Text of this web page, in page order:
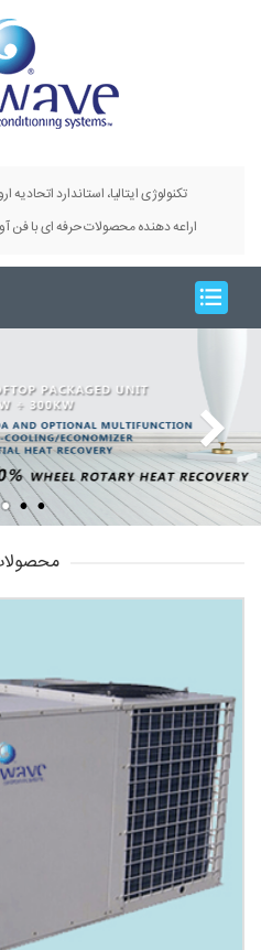
تکنولوژی ایتالیا، استاندارد
اراعه دهنده محصولات حرفه ای با فن